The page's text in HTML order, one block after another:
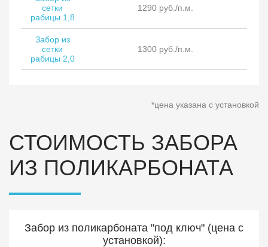
сетки
рабицы 1,8
1290 руб./п.м.
Забор из
сетки
рабицы 2,0
1300 руб./п.м.
*цена указана с установкой
СТОИМОСТЬ ЗАБОРА
ИЗ ПОЛИКАРБОНАТА
Забор из поликарбоната "под ключ" (цена с
установкой):